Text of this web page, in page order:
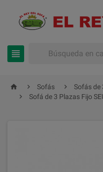

  Sofás 
Sofás de

Sofá de 3 Plazas Fijo